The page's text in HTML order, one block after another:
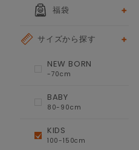
福袋
サイズから探す
NEW BORN
-70cm
BABY
80-90cm
KIDS
100-150cm